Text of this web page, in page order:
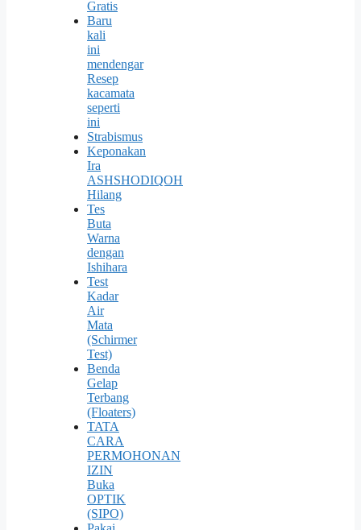
Gratis
Baru
kali
ini
mendengar
Resep
kacamata
seperti
ini
Strabismus
Keponakan
Ira
ASHSHODIQOH
Hilang
Tes
Buta
Warna
dengan
Ishihara
Test
Kadar
Air
Mata
(Schirmer
Test)
Benda
Gelap
Terbang
(Floaters)
TATA
CARA
PERMOHONAN
IZIN
Buka
OPTIK
(SIPO)